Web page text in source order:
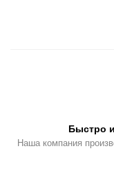
Быстро
Наша компания